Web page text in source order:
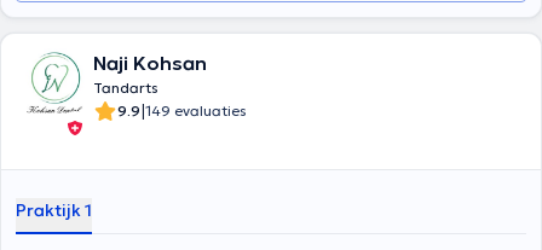
Naji Kohsan
Tandarts
9.9|149 evaluaties
Praktijk 1